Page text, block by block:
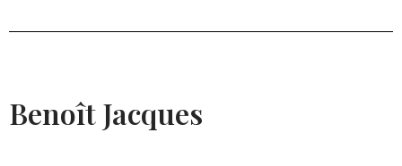
Benoît Jacques